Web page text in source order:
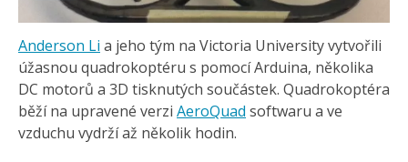
Tinylab
Makeblock
Micro:bit
Videa
Koupit
Anderson Li a jeho tým na Victoria University vytvořili
úžasnou quadrokoptéru s pomocí Arduina, několika
DC motorů a 3D tisknutých součástek. Quadrokoptéra
běží na upravené verzi AeroQuad softwaru a ve
vzduchu vydrží až několik hodin.